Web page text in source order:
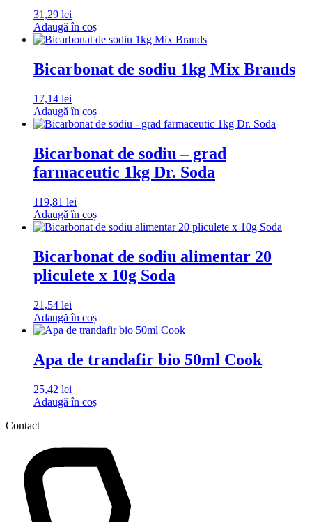
31,29 lei
Adaugă în coș
Bicarbonat de sodiu 1kg Mix Brands
17,14 lei
Adaugă în coș
Bicarbonat de sodiu – grad
farmaceutic 1kg Dr. Soda
119,81 lei
Adaugă în coș
Bicarbonat de sodiu alimentar 20
pliculete x 10g Soda
21,54 lei
Adaugă în coș
Apa de trandafir bio 50ml Cook
25,42 lei
Adaugă în coș
Contact